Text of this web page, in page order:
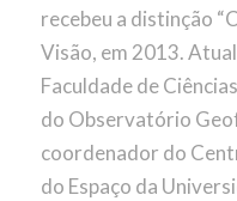
recebeu a distinção
Visão, em 2013.
Faculdade de
do Observatório
coordenador do
do Espaço da